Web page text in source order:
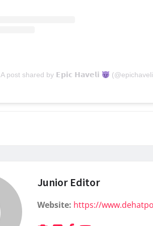
A post shared by 𝗘𝗽𝗶𝗰 𝗛𝗮𝘃𝗲𝗹𝗶
Junior Editor
Website: https://